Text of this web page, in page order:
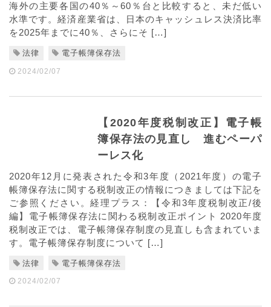
海外の主要各国の40％～60％台と比較すると、未だ低い
水準です。経済産業省は、日本のキャッシュレス決済比率
を2025年までに40％、さらにそ […]
法律 電子帳簿保存法
2024/02/07
【2020年度税制改正】電子帳
簿保存法の見直し 進むペーパ
ーレス化
2020年12月に発表された令和3年度（2021年度）の電子
帳簿保存法に関する税制改正の情報につきましては下記を
ご参照ください。経理プラス：【令和3年度税制改正/後
編】電子帳簿保存法に関わる税制改正ポイント 2020年度
税制改正では、電子帳簿保存制度の見直しも含まれていま
す。電子帳簿保存制度について […]
法律 電子帳簿保存法
2024/02/07